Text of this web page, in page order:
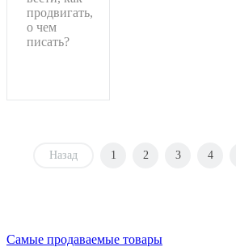
продвигать,
о чем
писать?
Назад 1 2 3 4
Самые продаваемые товары